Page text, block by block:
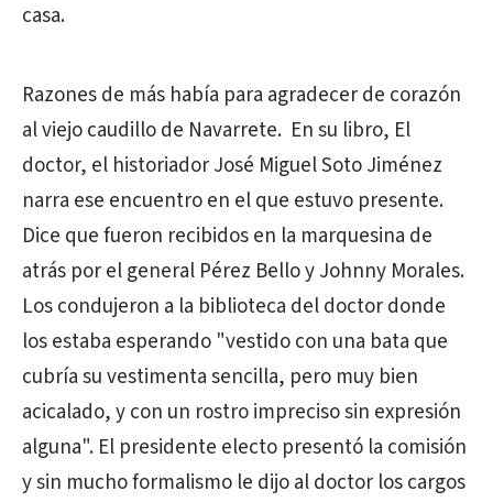
casa.
Razones de más había para agradecer de corazón
al viejo caudillo de Navarrete. En su libro, El
doctor, el historiador José Miguel Soto Jiménez
narra ese encuentro en el que estuvo presente.
Dice que fueron recibidos en la marquesina de
atrás por el general Pérez Bello y Johnny Morales.
Los condujeron a la biblioteca del doctor donde
los estaba esperando "vestido con una bata que
cubría su vestimenta sencilla, pero muy bien
acicalado, y con un rostro impreciso sin expresión
alguna". El presidente electo presentó la comisión
y sin mucho formalismo le dijo al doctor los cargos